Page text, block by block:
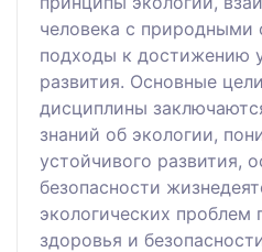
человека с
подходы к достижению
развития. Основные
дисциплины
знаний об экологии,
устойчивого развития,
безопасности
экологических проблем
здоровья и